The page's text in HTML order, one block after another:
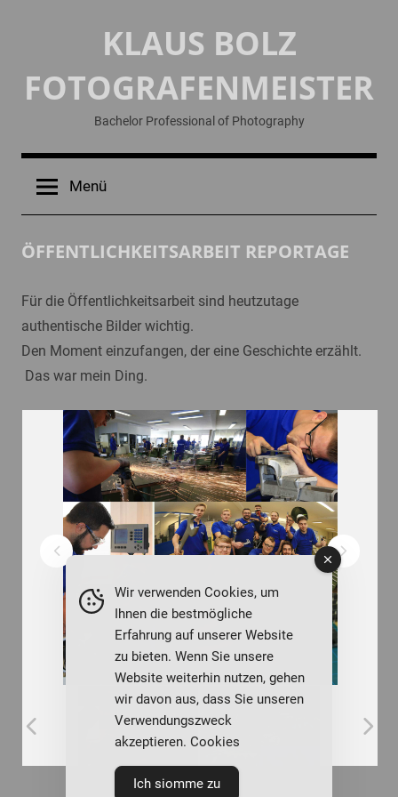
KLAUS BOLZ
FOTOGRAFENMEISTER
Bachelor Professional of Photography
Menü
ÖFFENTLICHKEITSARBEIT REPORTAGE
Für die Öffentlichkeitsarbeit sind heutzutage
authentische Bilder wichtig.
Den Moment einzufangen, der eine Geschichte erzählt.
Das war mein Ding.
Wir verwenden Cookies, um
Ihnen die bestmögliche
Erfahrung auf unserer Website
zu bieten. Wenn Sie unsere
Website weiterhin nutzen, gehen
wir davon aus, dass Sie unseren
Verwendungszweck
akzeptieren. Cookies
Ich siomme zu